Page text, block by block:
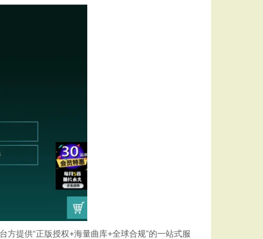
方提供“正版授权+海量曲库+全球合规”的一站式服